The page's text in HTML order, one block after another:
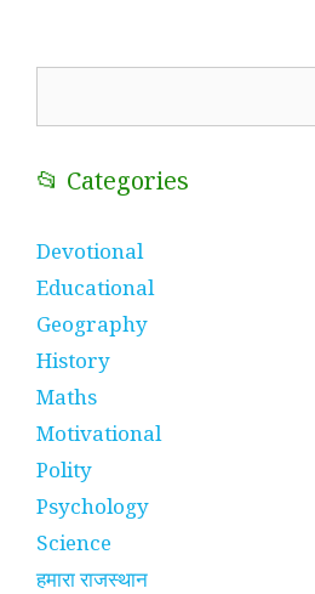
📂 Categories
Devotional
Educational
Geography
History
Maths
Motivational
Polity
Psychology
Science
हमारा राजस्थान